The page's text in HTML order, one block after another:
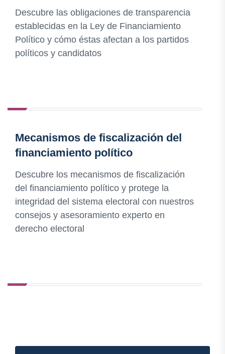
Descubre las obligaciones de transparencia
establecidas en la Ley de Financiamiento
Político y cómo éstas afectan a los partidos
políticos y candidatos
Mecanismos de fiscalización del
financiamiento político
Descubre los mecanismos de fiscalización
del financiamiento político y protege la
integridad del sistema electoral con nuestros
consejos y asesoramiento experto en
derecho electoral